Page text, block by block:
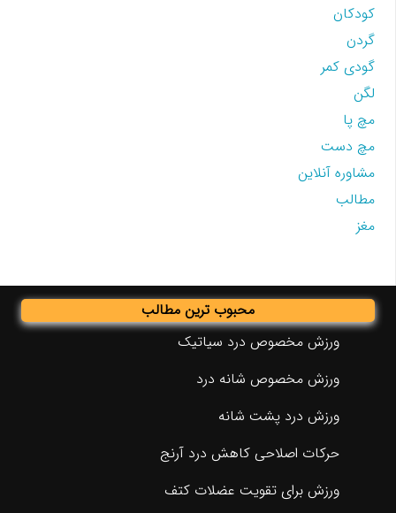
کودکان
گردن
گودی کمر
لگن
مچ پا
مچ دست
مشاوره آنلاین
مطالب
مغز
محبوب ترین مطالب
ورزش مخصوص درد سیاتیک
ورزش مخصوص شانه درد
ورزش درد پشت شانه
حرکات اصلاحی کاهش درد آرنج
ورزش برای تقویت عضلات کتف